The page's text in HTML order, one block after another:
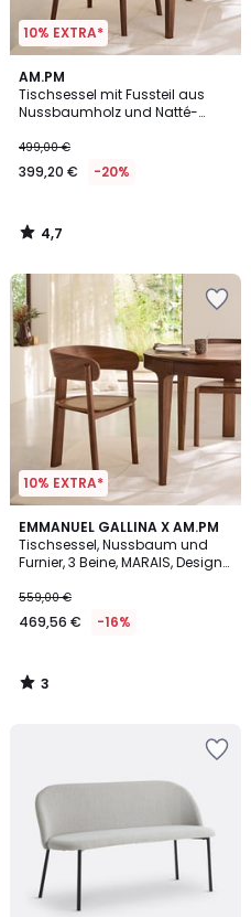
10% EXTRA*
AM.PM
Tischsessel mit Fussteil aus
Nussbaumholz und Natté-
499,00 €
399,20 € -20%
4,7
/ 5
4,7
/
10% EXTRA*
EMMANUEL GALLINA X AM.PM
Tischsessel, Nussbaum und
Furnier, 3 Beine, MARAIS, Design
559,00 €
469,56 € -16%
3
/
5
3
/